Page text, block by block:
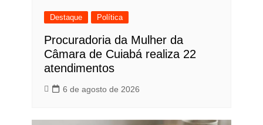
Destaque Política
Procuradoria da Mulher da
Câmara de Cuiabá realiza 22
atendimentos
6 de agosto de 2026